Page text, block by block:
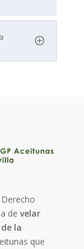
develar
la
que